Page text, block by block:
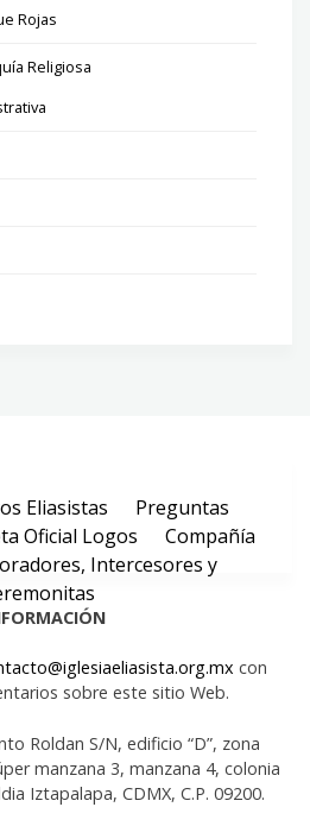
Rojas
Religiosa
Eliasistas
Preguntas
Oficial Logos
Compañía
Intercesores y
con
sobre este sitio Web.
Roldan S/N, edificio “D”, zona
manzana 3, manzana 4, colonia
Iztapalapa, CDMX, C.P. 09200.